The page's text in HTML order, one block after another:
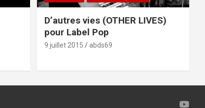
D’autres vies (OTHER LIVES)
pour Label Pop
9 juillet 2015 abds69